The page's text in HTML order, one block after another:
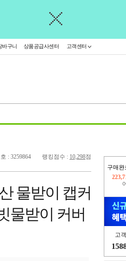
바구니 상품공급사센터 고객센터
구매완
고
: 3259864 랭킹점수 : 10,298점
물받이 캡커
물받이 커버